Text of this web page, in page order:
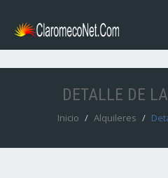
DETALLE DE
Inicio Alquileres